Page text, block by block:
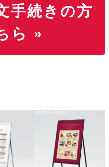
手続きの方
ら »